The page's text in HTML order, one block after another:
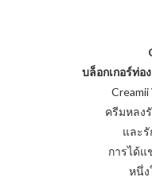
บล็อกเกอร์ท่อ
ครีมหลง
และ
การได้
หนึ่ง